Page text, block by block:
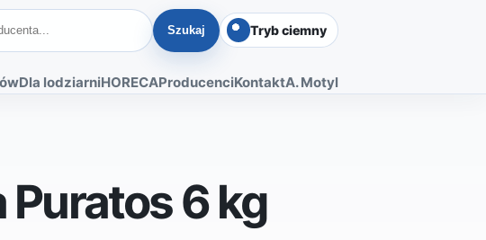
Szukaj Tryb ciemny
Dla lodziarniHORECAProducenciKontaktA. Motyl
Puratos 6 kg